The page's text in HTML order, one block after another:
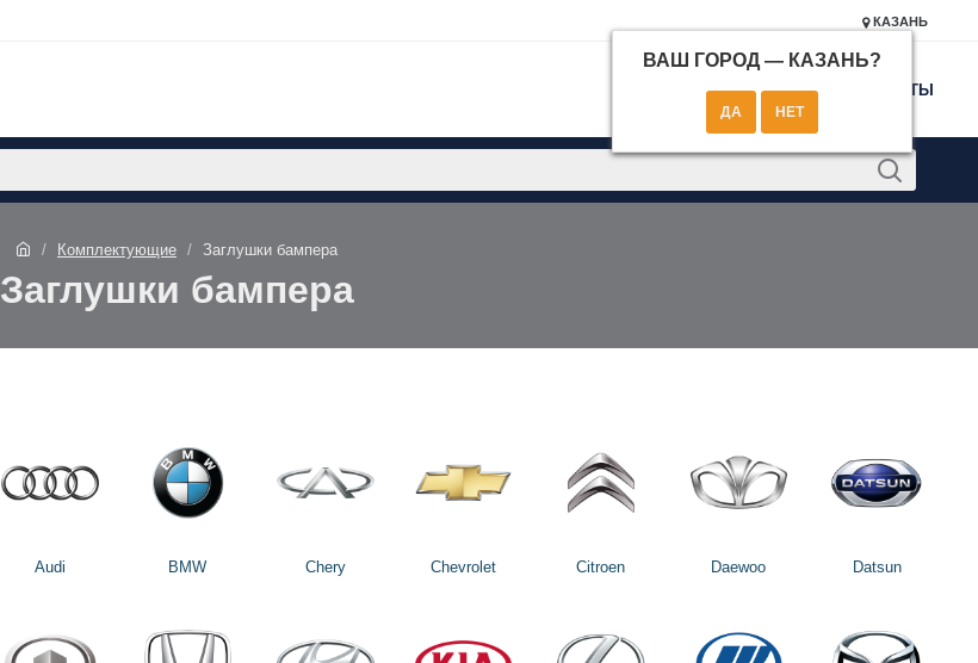
КАЗАНЬ
ВАШ ГОРОД — КАЗАНЬ?
КОНТАКТЫ
Комплектующие Заглушки бампера
Заглушки бампера
Audi BMW Chery Chevrolet Citroen Daewoo Datsun